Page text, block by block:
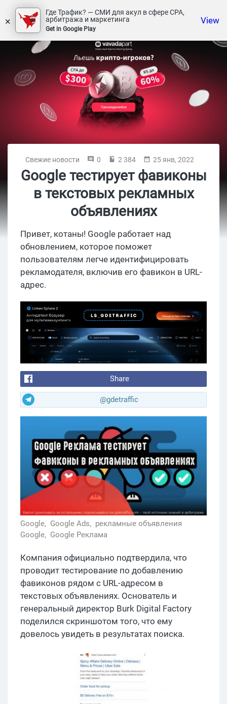
×
Где Трафик? — СМИ для акул в сфере СРА,
арбитража и маркетинга
Get in Google Play
View
Свежие новости 0 2 384 25 янв, 2022
Google тестирует фавиконы
в текстовых рекламных
объявлениях
Привет, котаны! Google работает над
обновлением, которое поможет
пользователям легче идентифицировать
рекламодателя, включив его фавикон в URL-
адрес.
Share
@gdetraffic
Google, Google Ads, рекламные объявления
Google, Google Реклама
Компания официально подтвердила, что
проводит тестирование по добавлению
фавиконов рядом с URL-адресом в
текстовых объявлениях. Основатель и
генеральный директор Burk Digital Factory
поделился скриншотом того, что ему
довелось увидеть в результатах поиска.